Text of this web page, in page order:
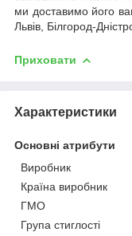
ми доставимо його
Львів, Білгород-
Приховати
Характеристики
Основні атрибути
Виробник
Країна виробник
ГМО
Група стиглості